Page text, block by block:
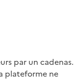
fenêtre
par un cadenas.
plateforme ne